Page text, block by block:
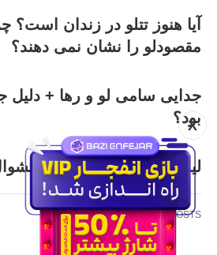
X
آیا هنوز تتلو در زندان است؟
مقصودلو را نشان نمی دهند؟
جدایی سامی لو و رها + دلیل
بود؟
لیست سلبریتی های
RECENT POSTS